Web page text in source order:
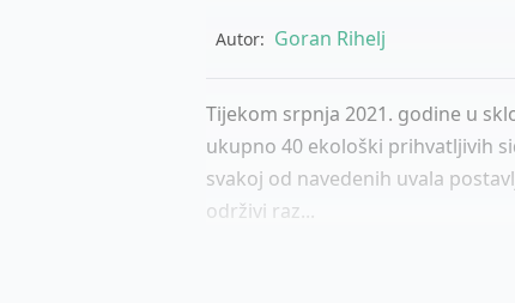
Autor: Goran Rihelj
Tijekom srpnja 2021. godine u
ukupno 40 ekološki prihvatljivih
svakoj od navedenih uvala
održivi raz...